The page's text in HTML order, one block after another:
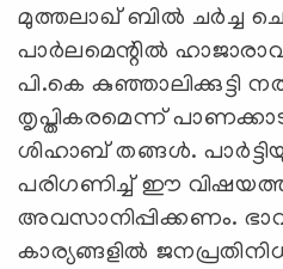
മുത്തലാഖ് ബില്‍ ചര്‍ച്ച
പാര്‍ലമെന്റില്‍
പി.കെ കുഞ്ഞാലിക്കുട്ടി
തൃപ്തികരമെന്ന്
ശിഹാബ് തങ്ങള്‍.
പരിഗണിച്ച് ഈ
അവസാനിപ്പിക്കണം.
കാര്യങ്ങളില്‍